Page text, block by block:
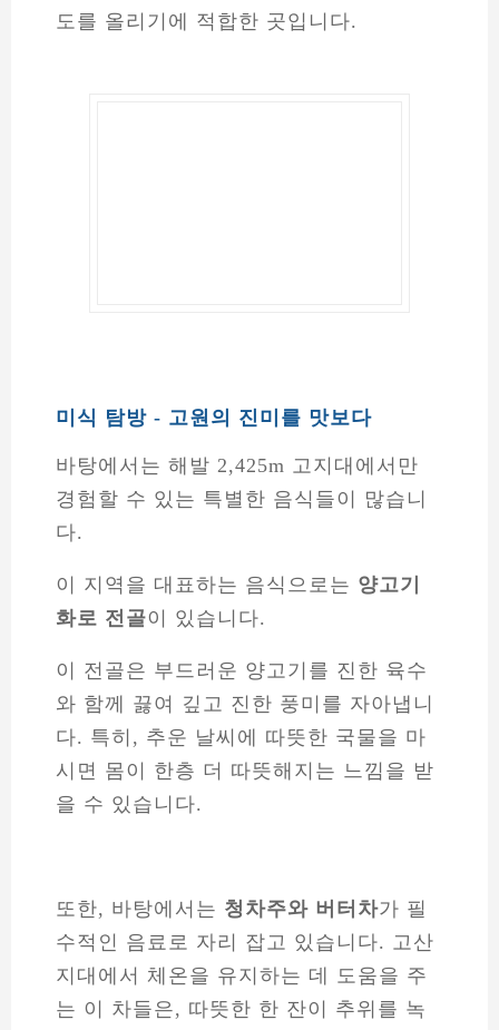
도를 올리기에 적합한 곳입니다.
화로 전골이 있습니다.
이 전골은 부드러운 양고기를 진한 육수
다. 특히, 추운 날씨에 따뜻한 국물을 마
시면 몸이 한층 더 따뜻해지는 느낌을 받
을 수 있습니다.
또한, 바탕에서는 청차주와 버터차가 필
수적인 음료로 자리 잡고 있습니다. 고산
이고 피로를 풀어주는 역할을 합니다.
야크 우유로 만든 수제 요거트 또한 바탕
에서 꼭 맛봐야 할 별미입니다.